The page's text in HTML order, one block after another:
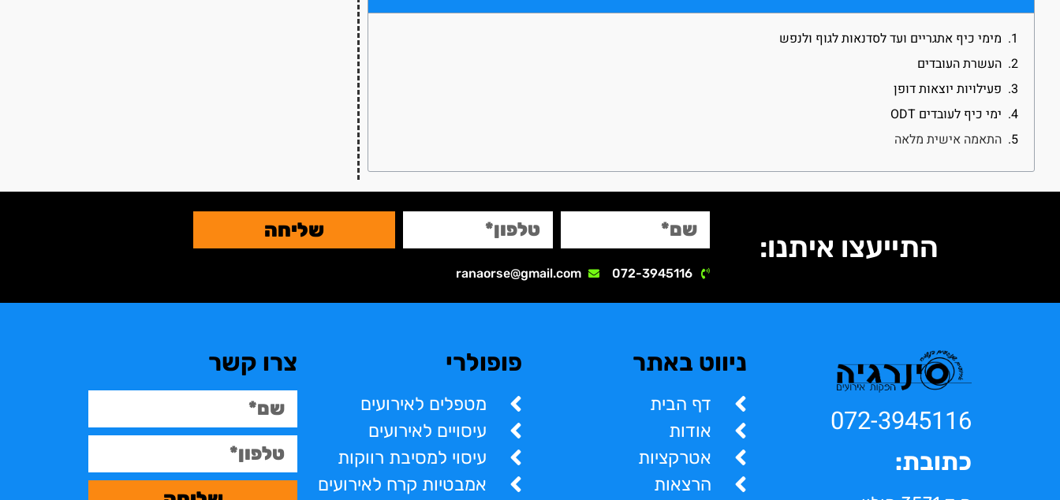
מימי כיף אתגריים ועד לסדנאות לגוף ולנפש
העשרת העובדים
פעילויות יוצאות דופן
ימי כיף לעובדים ODT
התאמה אישית מלאה
התייעצו איתנו: שליחה
072-3945116
ranaorse@gmail.com
072-3945116
כתובת:
ניווט באתר
דף הבית
אודות
אטרקציות
הרצאות
פופולרי
מטפלים לאירועים
עיסויים לאירועים
עיסוי למסיבת רווקות
אמבטיות קרח לאירועים
צרו קשר